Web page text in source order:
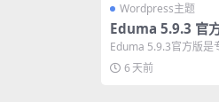
Wordpress主题
Eduma 5.9.3 官
佳WordPress教
极指南
Eduma 5.9.3官方版是
网站设计的最佳
主题，...
6 天前